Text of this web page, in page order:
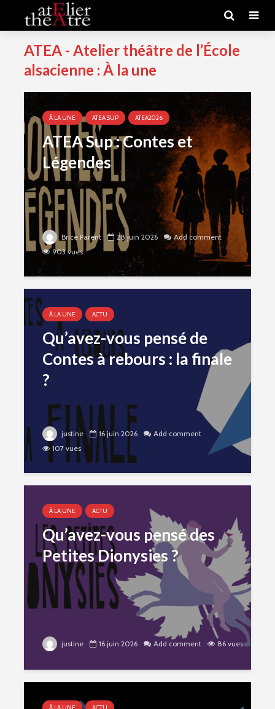
ATEA - Atelier théâtre de l’École
alsacienne : À la une
À LA UNE ATEA SUP ATEA2026
ATEA Sup : Contes et
Légendes
Brice Parent 28 juin 2026
Add comment
903 vues
À LA UNE ACTU
Qu’avez-vous pensé de
Contes à rebours : la finale
?
justine 16 juin 2026
Add comment
107 vues
À LA UNE ACTU
Qu’avez-vous pensé des
Petites Dionysies ?
justine 16 juin 2026 Add comment 86 vues